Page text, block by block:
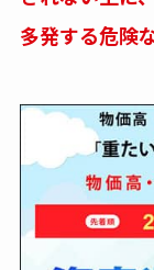
多発する危険